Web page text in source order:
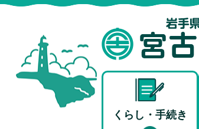
くらし・手続き